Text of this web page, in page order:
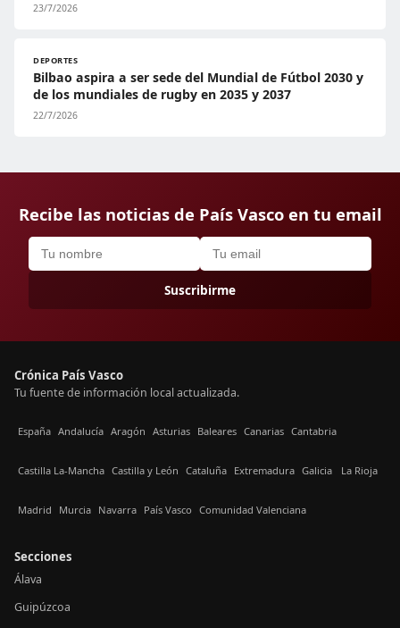
23/7/2026
DEPORTES
Bilbao aspira a ser sede del Mundial de Fútbol 2030 y
de los mundiales de rugby en 2035 y 2037
22/7/2026
Recibe las noticias de País Vasco en tu email
Suscribirme
Crónica País Vasco
Tu fuente de información local actualizada.
España Andalucía Aragón Asturias Baleares Canarias Cantabria
Castilla La-Mancha Castilla y León Cataluña Extremadura Galicia La Rioja
Madrid Murcia Navarra País Vasco Comunidad Valenciana
Secciones
Álava
Guipúzcoa